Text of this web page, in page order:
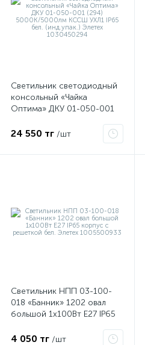
Светильник светодиодный
консольный «Чайка
Оптима» ДКУ 01-050-001
УХЛ1 IP65 бел. (инд.упак.)
24 550 тг /шт
Светильник НПП 03-100-
018 «Банник» 1202 овал
большой 1х100Вт E27 IP65
Элетех 1005500933
4 050 тг /шт